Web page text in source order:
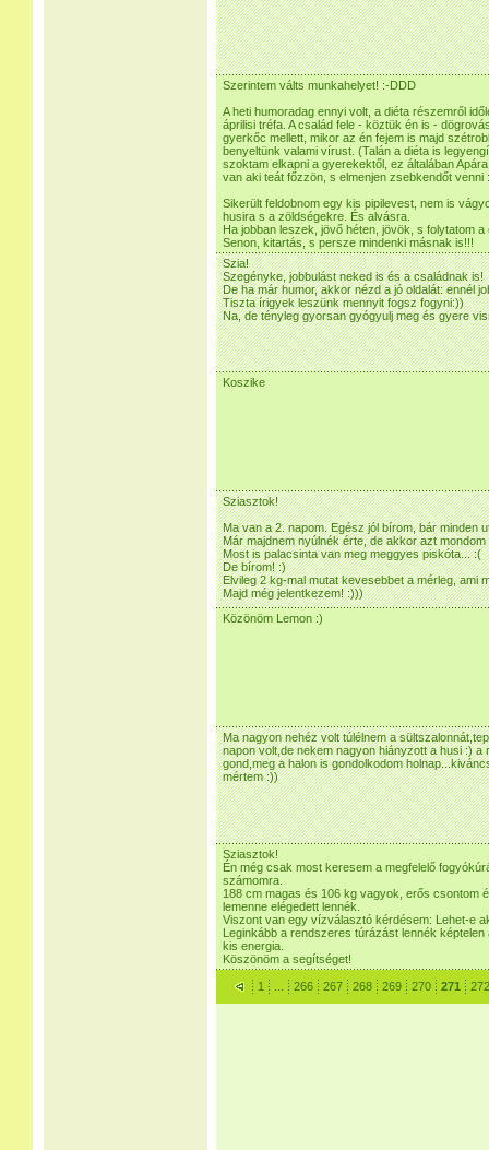
Szerintem válts munkahelyet! :-DDD
A heti humoradag ennyi volt, a diéta részemről
áprilisi tréfa. A család fele - köztük én is -
gyerkőc mellett, mikor az én fejem is majd
benyeltünk valami vírust. (Talán a diéta is
szoktam elkapni a gyerekektől, ez általában
van aki teát főzzön, s elmenjen zsebkendőt venni
Sikerült feldobnom egy kis pipilevest, nem is
husira s a zöldségekre. És alvásra.
Ha jobban leszek, jövő héten, jövök, s folytatom a
Senon, kitartás, s persze mindenki másnak is!!!
Szia!
Szegényke, jobbulást neked is és a családnak is!
De ha már humor, akkor nézd a jó oldalát: ennél
Tiszta írigyek leszünk mennyit fogsz fogyni:))
Na, de tényleg gyorsan gyógyulj meg és gyere
Koszike
Sziasztok!
Ma van a 2. napom. Egész jól bírom, bár minden
Már majdnem nyúlnék érte, de akkor azt
Most is palacsinta van meg meggyes piskóta... :(
De bírom! :)
Elvileg 2 kg-mal mutat kevesebbet a mérleg, ami
Majd még jelentkezem! :)))
Közönöm Lemon :)
Ma nagyon nehéz volt túlélnem a
napon volt,de nekem nagyon hiányzott a husi :) a
gond,meg a halon is gondolkodom
mértem :))
Sziasztok!
Én még csak most keresem a megfelelő
számomra.
188 cm magas és 106 kg vagyok, erős csontom
lemenne elégedett lennék.
Viszont van egy vízválasztó kérdésem: Lehet-e
Leginkább a rendszeres túrázást lennék
kis energia.
Köszönöm a segítséget!
1 266 267 268 269 270 271 272